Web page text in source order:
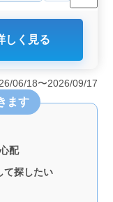
に拠点を置く
施工管理技術者
ニア世代の方々
を活かした仕事
り、通勤も快適
ンサルや土木
とって、キャリ
やPCスキルを
ルティング業
から70代までの
利厚生＞ 年
支給などの福利
しく見る
06/18〜2026/09/17
ます
配
て探したい